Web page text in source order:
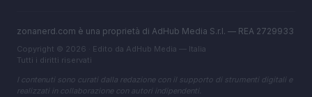
zonanerd.com è una proprietà di AdHub Media S.r.l. — REA 2729933
Copyright © 2026 · Edito da AdHub Media — Italia
Tutti i diritti riservati
I contenuti sono curati dalla redazione con il supporto di strumenti digitali e
realizzati in collaborazione con autori indipendenti.